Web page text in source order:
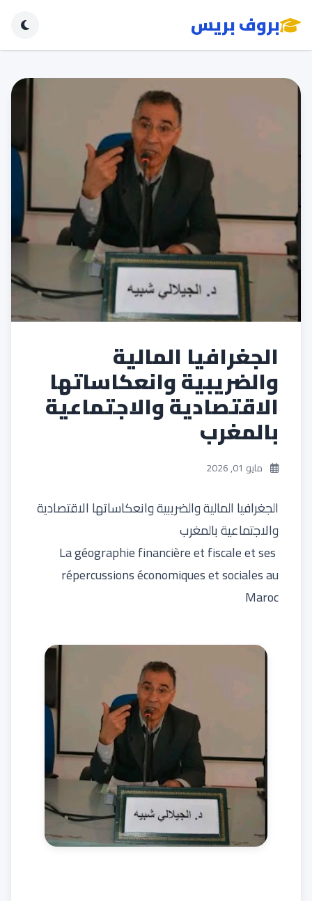
بروف بريس
الجغرافيا المالية
والضريبية وانعكاساتها
الاقتصادية والاجتماعية
بالمغرب
مايو 01, 2026
الجغرافيا المالية والضريبية وانعكاساتها الاقتصادية
والاجتماعية بالمغرب
La géographie financière et fiscale et ses
répercussions économiques et sociales au
Maroc